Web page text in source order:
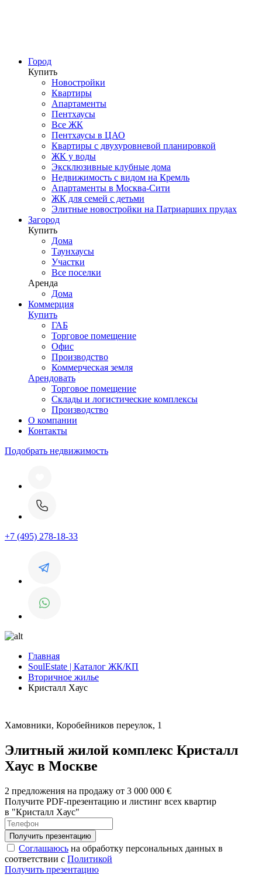
Город
Купить
Новостройки
Квартиры
Апартаменты
Пентхаусы
Все ЖК
Пентхаусы в ЦАО
Квартиры с двухуровневой планировкой
ЖК у воды
Эксклюзивные клубные дома
Недвижимость с видом на Кремль
Апартаменты в Москва-Сити
ЖК для семей с детьми
Элитные новостройки на Патриарших прудах
Загород
Купить
Дома
Таунхаусы
Участки
Все поселки
Аренда
Дома
Коммерция
Купить
ГАБ
Торговое помещение
Офис
Производство
Коммерческая земля
Арендовать
Торговое помещение
Склады и логистические комплексы
Производство
О компании
Контакты
Подобрать недвижимость
+7 (495) 278-18-33
Главная
SoulEstate | Каталог ЖК/КП
Вторичное жилье
Кристалл Хаус
Хамовники, Коробейников переулок, 1
Элитный жилой комплекс Кристалл
Хаус в Москве
2 предложения на продажу от 3 000 000 €
Получите PDF-презентацию и листинг всех квартир
в "Кристалл Хаус"
Соглашаюсь на обработку персональных данных в
соответствии с Политикой
Получить презентацию